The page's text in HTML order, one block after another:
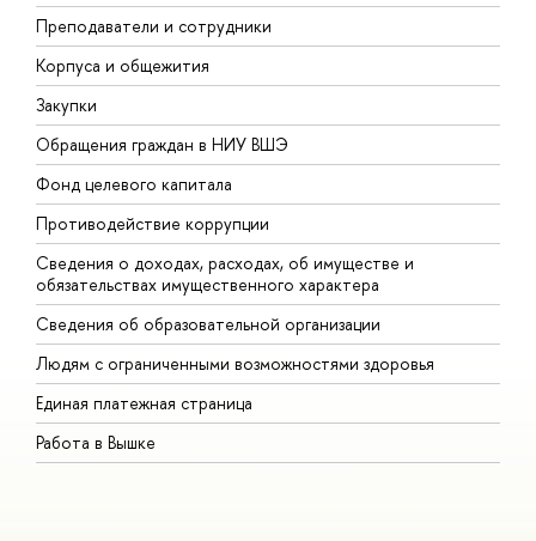
Преподаватели и сотрудники
Корпуса и общежития
Закупки
Обращения граждан в НИУ ВШЭ
Фонд целевого капитала
Противодействие коррупции
Сведения о доходах, расходах, об имуществе и
обязательствах имущественного характера
Сведения об образовательной организации
Людям с ограниченными возможностями здоровья
Единая платежная страница
Работа в Вышке